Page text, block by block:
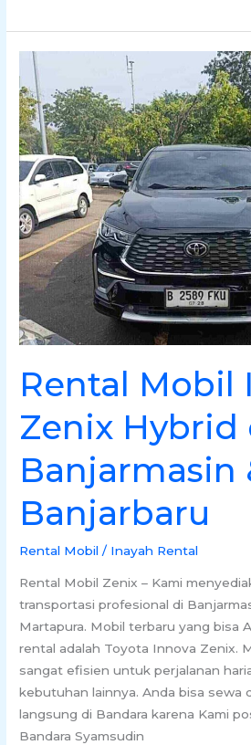
Rental Mobil
Zenix Hybrid
Banjarmasin
Banjarbaru
Rental Mobil / Inayah Rental
Rental Mobil Zenix – Kami
transportasi profesional di
Martapura. Mobil terbaru yang bisa
rental adalah Toyota Innova Zenix.
sangat efisien untuk perjalanan
kebutuhan lainnya. Anda bisa sewa
langsung di Bandara karena Kami
Bandara Syamsudin
Rental
Mobil
Innova
Zenix
Hybrid
di
Banjarmasin
&
Banjarbaru